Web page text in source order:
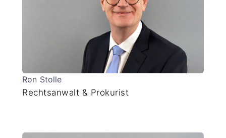
Ron Stolle
Rechtsanwalt & Prokurist